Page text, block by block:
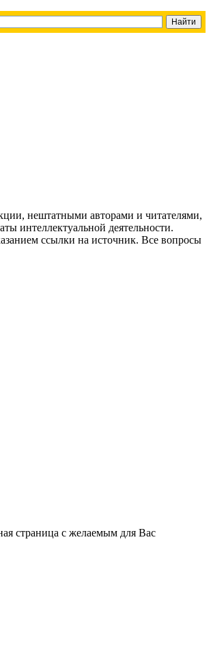
нештатными авторами и читателями,
интеллектуальной деятельности.
ссылки на источник. Все вопросы
страница с желаемым для Вас